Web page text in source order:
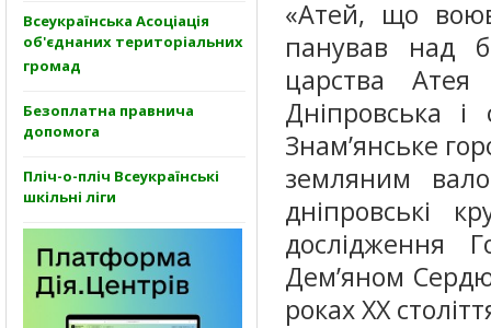
Всеукраїнська Асоціація
об'єднаних територіальних
громад
Безоплатна правнича
допомога
Пліч-о-пліч Всеукраїнські
шкільні ліги
«Атей, що
панував над
царства
Дніпровська
Знам’янське
земляним
дніпровські
дослідження
Дем’яном
роках XX